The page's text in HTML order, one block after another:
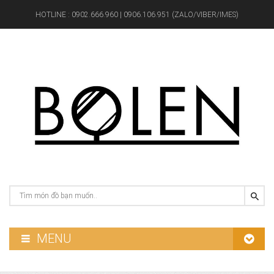
HOTLINE : 0902.666.960 | 0906.106.951 (ZALO/VIBER/IMES)
MENU